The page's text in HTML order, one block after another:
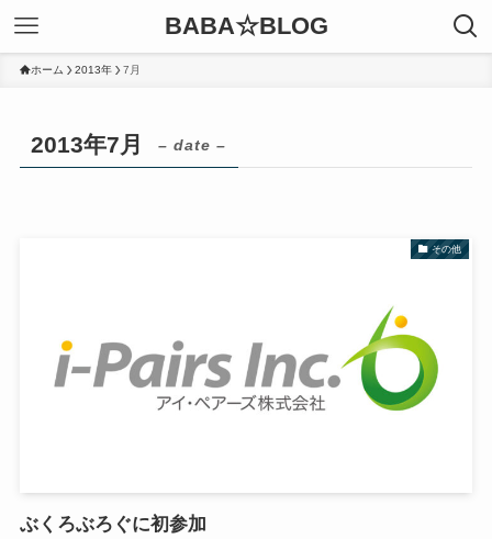
BABA☆BLOG
ホーム 2013年 7月
2013年7月 – date –
その他
ぶくろぶろぐに初参加